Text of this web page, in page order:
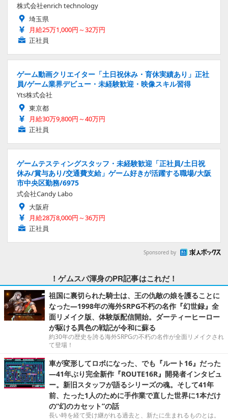
株式会社enrich technology
埼玉県
月給25万1,000円～32万円
正社員
ゲーム動画クリエイター「土日祝休み・育休実績あり」正社
員/ゲーム業界デビュー・未経験歓迎・映像スキル習得
Yts株式会社
東京都
月給30万9,800円～40万円
正社員
ゲームテスティングスタッフ・未経験歓迎「正社員/土日祝
休み/賞与あり/交通費支給」ゲーム好きが活躍する職場/大阪
市中央区勤務/6975
式会社Candy Labo
大阪府
月給28万8,000円～36万円
正社員
Sponsored by
！ゲムスパ渾身のPR記事はこれだ！
祖国に裏切られた騎士は、王の仇敵の娘を護ることに
なった―1998年の海外SRPG不朽の名作『幻世録』全
面リメイク版、体験版配信開始。ダーティーヒーロー
が駆ける異色の戦記が令和に蘇る
約30年の歴史を誇る海外SRPGの不朽の名作が全面リメイクされ
て登場！
車が変形してロボになった、でも『ルート16』だった
―41年ぶり完全新作『ROUTE16R』開発者インタビュ
ー。新旧スタッフが語るシリーズの魂。そして41年
前、たった1人のために手作業で直した世界に1本だけ
の“幻のカセット”の話
長い時を経て受け継がれる過去と、新たに生まれるものとは。